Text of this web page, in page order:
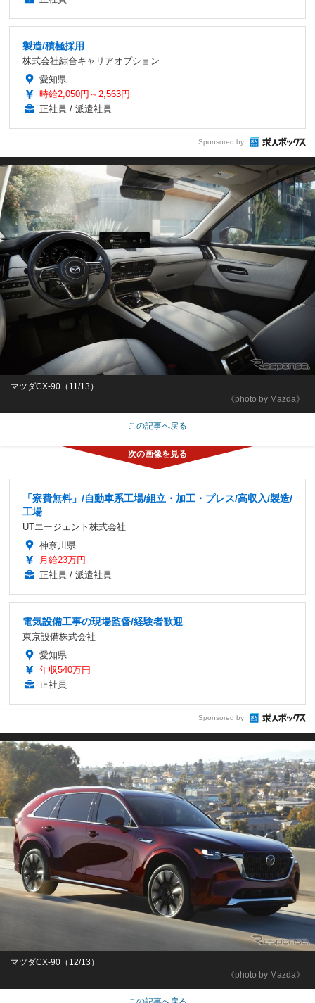
製造/積極採用
株式会社綜合キャリアオプション
愛知県
時給2,050円～2,563円
正社員 / 派遣社員
Sponsored by
《photo by Mazda》
マツダCX-90（11/13）
この記事へ戻る
「寮費無料」/自動車系工場/組立・加工・プレス/高収入/製造/
工場
UTエージェント株式会社
神奈川県
月給23万円
正社員 / 派遣社員
電気設備工事の現場監督/経験者歓迎
東京設備株式会社
愛知県
年収540万円
正社員
Sponsored by
《photo by Mazda》
マツダCX-90（12/13）